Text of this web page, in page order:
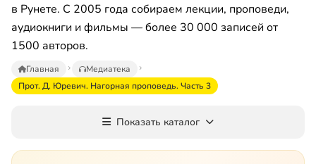
в Рунете. С 2005 года собираем лекции, проповеди,
аудиокниги и фильмы — более 30 000 записей от
1500 авторов.
Главная
Медиатека
Прот. Д. Юревич. Нагорная проповедь. Часть 3
Показать каталог